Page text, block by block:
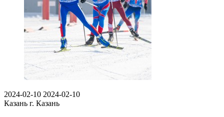
2024-02-10 2024-02-10
Казань г. Казань